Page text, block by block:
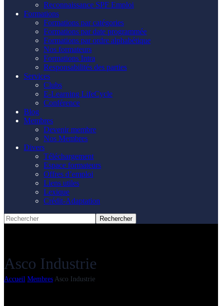
Reconnaissance SPF Emploi
Formations
Formations par catégories
Formations par date programmée
Formations par ordre alphabétique
Nos formateurs
Formations Intra
Responsabilités des parties
Services
Clubs
E-Learning LifeCycle
Conférence
Blog
Membres
Devenir membre
Nos Membres
Divers
Téléchargement
Espace formateurs
Offres d’emploi
Liens utiles
Lexique
Crédit-Adaptation
Asco Industrie
Accueil Membres Asco Industrie